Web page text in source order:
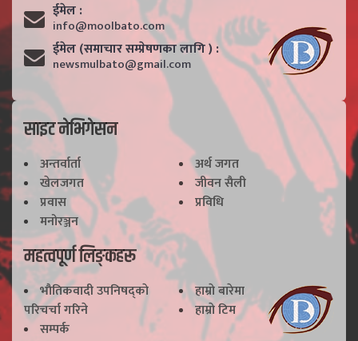
ईमेल :
info@moolbato.com
ईमेल (समाचार सम्प्रेषणका लागि ) :
newsmulbato@gmail.com
साइट नेभिगेसन
अन्तर्वार्ता
अर्थ जगत
खेलजगत
जीवन सैली
प्रवास
प्रविधि
मनोरञ्जन
महत्वपूर्ण लिङ्कहरू
भाैतिकवादी उपनिषद्काे
परिचर्चा गरिने
हाम्राे बारेमा
हाम्राे टिम
सम्पर्क